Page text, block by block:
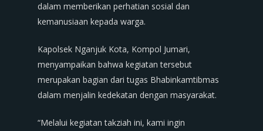
dalam memberikan perhatian sosial dan
kemanusiaan kepada warga.
Kapolsek Nganjuk Kota, Kompol Jumari,
menyampaikan bahwa kegiatan tersebut
merupakan bagian dari tugas Bhabinkamtibmas
dalam menjalin kedekatan dengan masyarakat.
“Melalui kegiatan takziah ini, kami ingin